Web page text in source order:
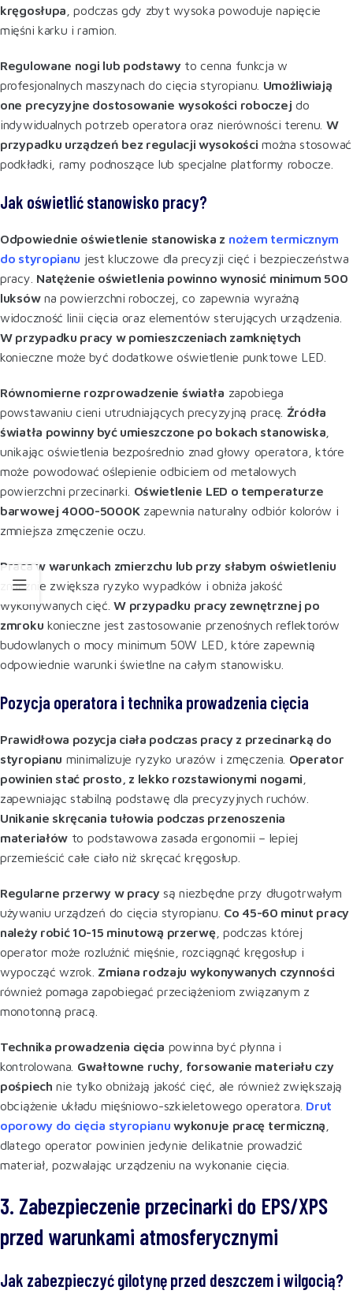
kręgosłupa , podczas gdy zbyt wysoka powoduje napięcie
mięśni karku i ramion
Regulowane nogi lub podstawyto cenna funkcja w
profesjonalnych maszynach do cięcia styropianu. Umożliwiają
one precyzyjne dostosowanie wysokości roboczej do
indywidualnych potrzeb operatora oraz nierówności terenu. W
przypadku urządzeń bez regulacji wysokości można stosować
podkładki, ramy podnoszące lub specjalne platformy robocze
Jak oświetlić stanowisko pracy?
Odpowiednie oświetlenie stanowiska z nożem termicznym
do styropianu jest kluczowe dla precyzji cięć i bezpieczeństwa
pracy. Natężenie oświetlenia powinno wynosić minimum 500
luksówna powierzchni roboczej, co zapewnia wyraźną
widoczność linii cięcia oraz elementów sterujących urządzenia.
W przypadku pracy w pomieszczeniach zamkniętych
konieczne może być dodatkowe oświetlenie punktowe LED.
Równomierne rozprowadzenie światła zapobiega
powstawaniu cieni utrudniających precyzyjną pracę. Źródła
światła powinny być umieszczone po bokach stanowiska
unikając oświetlenia bezpośrednio znad głowy operatora, które
może powodować oślepienie odbiciem od metalowych
powierzchni przecinarki. Oświetlenie LED o temperaturze
barwowej 4000-5000Kzapewnia naturalny odbiór kolorów i
zmniejsza zmęczenie oczu
Praca w warunkach zmierzchu lub przy słabym oświetleniu
znacznie zwiększa ryzyko wypadków i obniża jakość
wykonywanych cięć.W przypadku pracy zewnętrznej po
zmroku konieczne jest zastosowanie przenośnych reflektorów
budowlanych o mocy minimum 50W LED, które zapewnią
odpowiednie warunki świetlne na całym stanowisku
Pozycja operatora i technika prowadzenia cięcia
Prawidłowa pozycja ciała podczas pracy z przecinarką do
styropianu minimalizuje ryzyko urazów i zmęczenia. Operator
powinien stać prosto, z lekko rozstawionymi nogami
zapewniając stabilną podstawę dla precyzyjnych ruchów.
Unikanie skręcania tułowia podczas przenoszenia
materiałów to podstawowa zasada ergonomii – lepiej
przemieścić całe ciało niż skręcać kręgosłup
Regularne przerwy w pracysą niezbędne przy długotrwałym
używaniu urządzeń do cięcia styropianu. Co 45-60 minut pracy
należy robić 10-15 minutową przerwę, podczas której
operator może rozluźnić mięśnie, rozciągnąć kręgosłup i
wypocząć wzrok. Zmiana rodzaju wykonywanych czynności
również pomaga zapobiegać przeciążeniom związanym z
monotonną pracą
Technika prowadzenia cięcia powinna być płynna i
kontrolowana. Gwałtowne ruchy, forsowanie materiału czy
pośpiech nie tylko obniżają jakość cięć, ale również zwiększają
obciążenie układu mięśniowo-szkieletowego operatora. Drut
oporowy do cięcia styropianu wykonuje pracę termiczną
dlatego operator powinien jedynie delikatnie prowadzić
materiał, pozwalając urządzeniu na wykonanie cięcia.
3. Zabezpieczenie przecinarki do EPS/XPS
przed warunkami atmosferycznymi
Jak zabezpieczyć gilotynę przed deszczem i wilgocią?